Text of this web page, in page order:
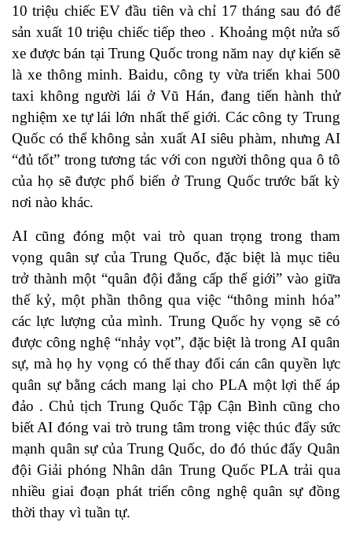
10 triệu chiếc EV đầu tiên và chỉ 17 tháng sau đó để
sản xuất 10 triệu chiếc tiếp theo . Khoảng một nửa số
xe được bán tại Trung Quốc trong năm nay dự kiến sẽ
là xe thông minh. Baidu, công ty vừa triển khai 500
taxi không người lái ở Vũ Hán, đang tiến hành thử
nghiệm xe tự lái lớn nhất thế giới. Các công ty Trung
Quốc có thể không sản xuất AI siêu phàm, nhưng AI
“đủ tốt” trong tương tác với con người thông qua ô tô
của họ sẽ được phổ biến ở Trung Quốc trước bất kỳ
nơi nào khác.
AI cũng đóng một vai trò quan trọng trong tham
vọng quân sự của Trung Quốc, đặc biệt là mục tiêu
trở thành một “quân đội đẳng cấp thế giới” vào giữa
thế kỷ, một phần thông qua việc “thông minh hóa”
các lực lượng của mình. Trung Quốc hy vọng sẽ có
được công nghệ “nhảy vọt”, đặc biệt là trong AI quân
sự, mà họ hy vọng có thể thay đổi cán cân quyền lực
quân sự bằng cách mang lại cho PLA một lợi thế áp
đảo . Chủ tịch Trung Quốc Tập Cận Bình cũng cho
biết AI đóng vai trò trung tâm trong việc thúc đẩy sức
mạnh quân sự của Trung Quốc, do đó thúc đẩy Quân
đội Giải phóng Nhân dân Trung Quốc PLA trải qua
nhiều giai đoạn phát triển công nghệ quân sự đồng
thời thay vì tuần tự.